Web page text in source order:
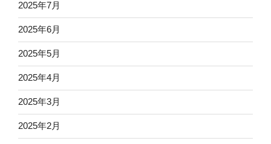
2025年7月
2025年6月
2025年5月
2025年4月
2025年3月
2025年2月